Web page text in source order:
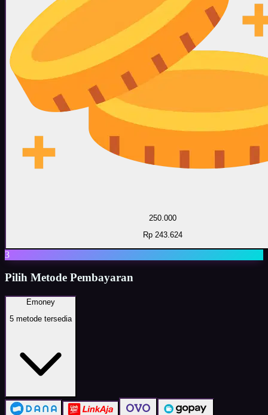
250.000
Rp 243.624
3
Pilih Metode Pembayaran
Emoney
5 metode tersedia